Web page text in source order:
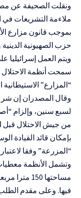
ونقلت الصحيفة عن
ملاءمة التشريعات في
بموجب قانون مزارع
حزب الصهيونية
ويتم العمل إسرائيليا
سمحت أنظمة
“المزارع”
وقال المصدران إن
لسبع سنين، وإلزام
من جيش الاحتلال قبل
بإمكان قائد القيادة
“المزرعة” وفقا
وتشمل الأنظمة
مساحتها
فيها. وعلى مقدم